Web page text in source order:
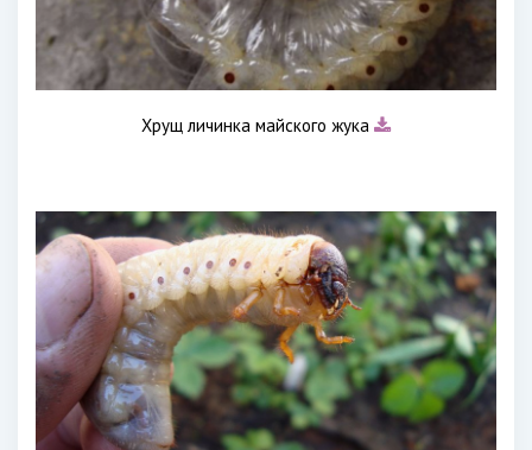
Хрущ личинка майского жука